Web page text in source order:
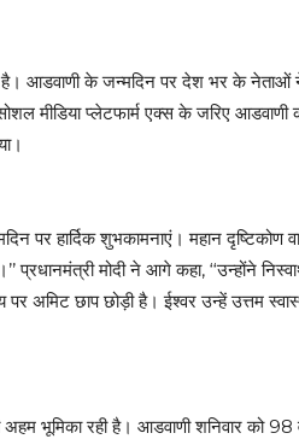
आडवाणी के जन्मदिन पर देश भर के नेताओं
मीडिया प्लेटफार्म एक्स के जरिए आडवाणी
पर हार्दिक शुभकामनाएं। महान दृष्टिकोण
मोदी ने आगे कहा, ‘‘उन्होंने
अमिट छाप छोड़ी है। ईश्वर उन्हें उत्तम
भूमिका रही है। आडवाणी शनिवार को 98